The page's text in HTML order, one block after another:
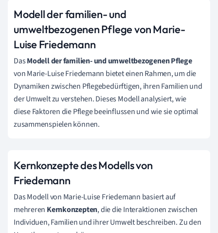
Modell der familien- und
umweltbezogenen Pflege von Marie-
Luise Friedemann
DasModell der familien- und umweltbezogenen Pflege
von Marie-Luise Friedemann bietet einen Rahmen, um die
Dynamiken zwischen Pflegebedürftigen, ihren Familien und
der Umwelt zu verstehen. Dieses Modell analysiert, wie
diese Faktoren die Pflege beeinflussen und wie sie optimal
zusammenspielen können.
Kernkonzepte des Modells von
Friedemann
Das Modell von Marie-Luise Friedemann basiert auf
mehreren Kernkonzepten, die die Interaktionen zwischen
Individuen, Familien und ihrer Umwelt beschreiben. Zu den